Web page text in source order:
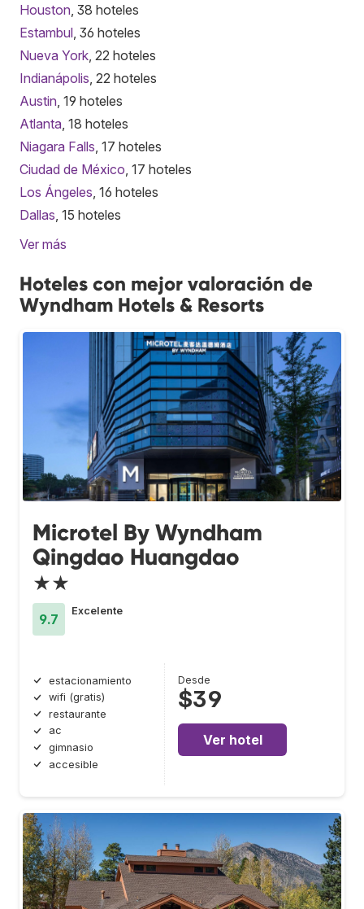
Houston , 38 hoteles
Estambul , 36 hoteles
Nueva York , 22 hoteles
Indianápolis , 22 hoteles
Austin , 19 hoteles
Atlanta , 18 hoteles
Niagara Falls , 17 hoteles
Ciudad de México , 17 hoteles
Los Ángeles , 16 hoteles
Dallas , 15 hoteles
Ver más
Hoteles con mejor valoración de
Wyndham Hotels & Resorts
Microtel By Wyndham
Qingdao Huangdao
★★
9.7
Excelente
estacionamiento
wifi (gratis)
restaurante
ac
gimnasio
accesible
Desde
$39
Ver hotel